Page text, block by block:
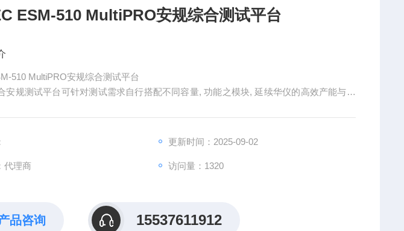
ESM-510 MultiPRO安规综合测试平台
510 MultiPRO安规综合测试平台
安规测试平台可针对测试需求自行搭配不同容量, 功能之模块, 延续华仪的高效产能与高
更新时间：2025-09-02
代理商 访问量：1320
品咨询 15537611912